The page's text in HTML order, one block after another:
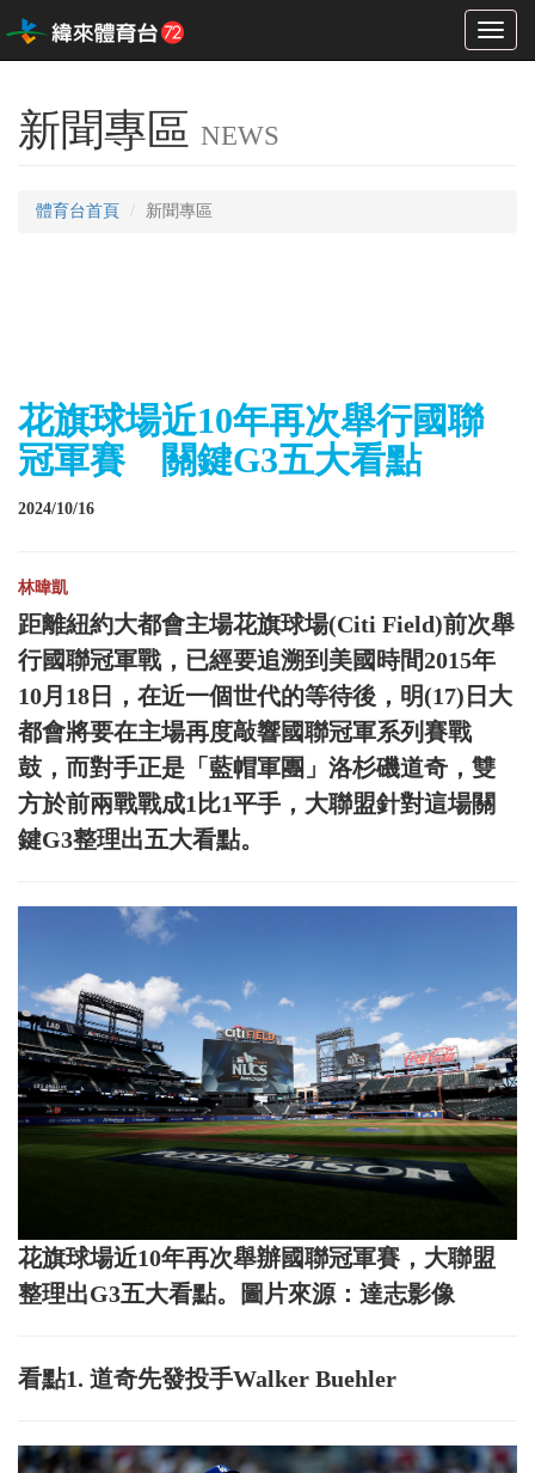
Toggle
新聞專區 NEWS
體育台首頁 新聞專區
花旗球場近10年再次舉行國聯
冠軍賽 關鍵G3五大看點
2024/10/16
林暐凱
距離紐約大都會主場花旗球場(Citi Field)前次舉
行國聯冠軍戰，已經要追溯到美國時間2015年
10月18日，在近一個世代的等待後，明(17)日大
都會將要在主場再度敲響國聯冠軍系列賽戰
鼓，而對手正是「藍帽軍團」洛杉磯道奇，雙
方於前兩戰戰成1比1平手，大聯盟針對這場關
鍵G3整理出五大看點。
花旗球場近10年再次舉辦國聯冠軍賽，大聯盟
整理出G3五大看點。圖片來源：達志影像
看點1. 道奇先發投手Walker Buehler